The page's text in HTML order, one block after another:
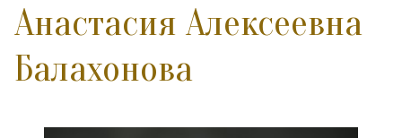
Анастасия Алексеевна
Балахонова